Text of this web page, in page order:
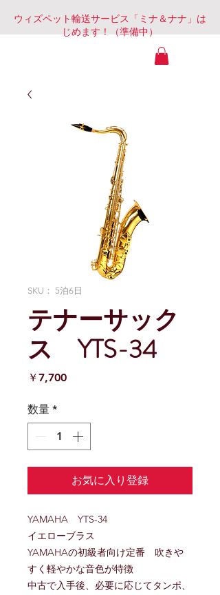
ウィズペット輸送サービス「ミナ＆ナナ」は
じめます！（準備中）
SKU： 5泊6日
テナーサック
ス YTS-34
￥7,700価
数量 *
お気に入り登録
YAMAHA YTS-34
イエローブラス
YAMAHAの初級者向け定番 吹きや
すく軽やかな音色が特徴
中古で入手後、必要に応じてタンポ、